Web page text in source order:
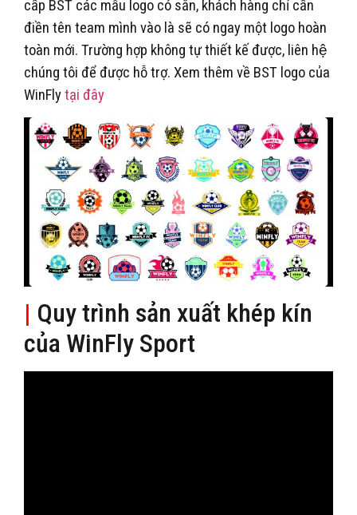
cấp BST các mẫu logo có sẵn, khách hàng chỉ cần
điền tên team mình vào là sẽ có ngay một logo hoàn
toàn mới. Trường hợp không tự thiết kế được, liên hệ
chúng tôi để được hỗ trợ. Xem thêm về BST logo của
WinFlytại đây
| Quy trình sản xuất khép kín
của WinFly Sport